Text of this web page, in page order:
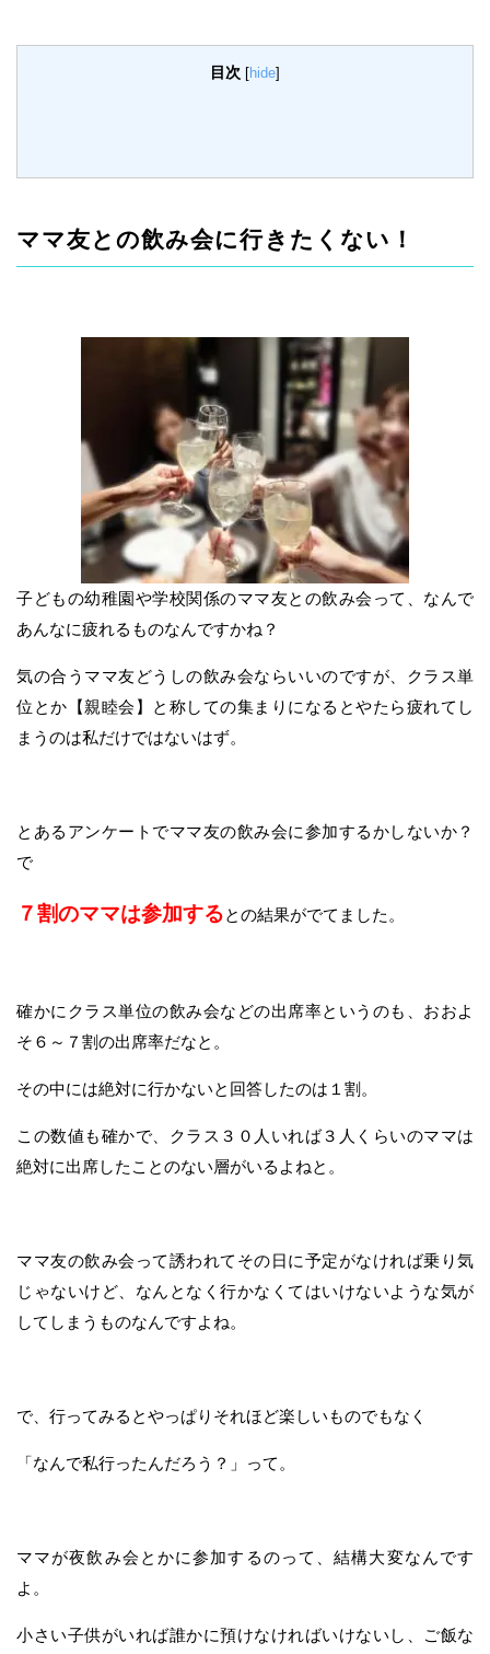
目次 [hide]
ママ友との飲み会に行きたくない！
子どもの幼稚園や学校関係のママ友との飲み会って、なんで
あんなに疲れるものなんですかね？
気の合うママ友どうしの飲み会ならいいのですが、クラス単
位とか【親睦会】と称しての集まりになるとやたら疲れてし
まうのは私だけではないはず。
とあるアンケートでママ友の飲み会に参加するかしないか？
で
７割のママは参加するとの結果がでてました。
確かにクラス単位の飲み会などの出席率というのも、おおよ
そ６～７割の出席率だなと。
その中には絶対に行かないと回答したのは１割。
この数値も確かで、クラス３０人いれば３人くらいのママは
絶対に出席したことのない層がいるよねと。
ママ友の飲み会って誘われてその日に予定がなければ乗り気
じゃないけど、なんとなく行かなくてはいけないような気が
してしまうものなんですよね。
で、行ってみるとやっぱりそれほど楽しいものでもなく
「なんで私行ったんだろう？」って。
ママが夜飲み会とかに参加するのって、結構大変なんです
よ。
小さい子供がいれば誰かに預けなければいけないし、ご飯な